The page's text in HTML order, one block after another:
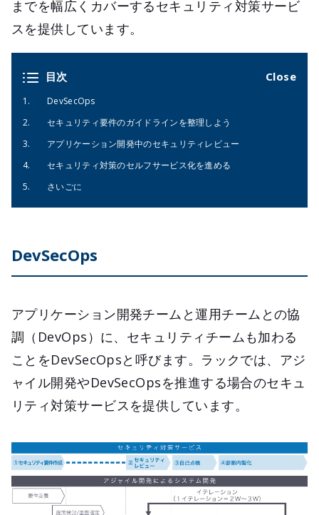
までを幅広くカバーするセキュリティ対策サービ
スを提供しています。
目次
DevSecOps
セキュリティ要件のガイドラインを整理しよう
アプリケーション開発中のセキュリティレビュー
セキュリティ対策のセルフサービス化を進める
さいごに
DevSecOps
アプリケーション開発チームと運用チームとの協
調（DevOps）に、セキュリティチームも加わる
ことをDevSecOpsと呼びます。ラックでは、アジ
ャイル開発やDevSecOpsを推進する場合のセキュ
リティ対策サービスを提供しています。